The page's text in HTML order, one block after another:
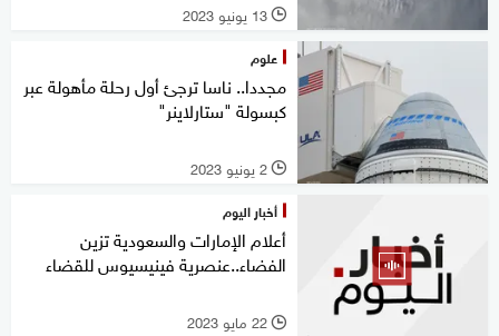
l 13 يونيو 2023
علوم
مجددا.. ناسا ترجئ أول رحلة مأهولة عبر
كبسولة "ستارلاينر"
l 2 يونيو 2023
أخبار اليوم
أعلام الإمارات والسعودية تزين
الفضاء..عنصرية فينيسيوس للقضاء
l 22 مايو 2023